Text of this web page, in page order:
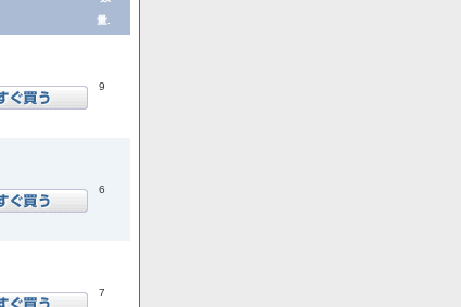
量.
9
6
7